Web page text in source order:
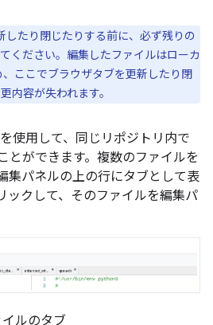
したり閉じたりする前に、必ず残りの
ください。編集したファイルはローカ
ここでブラウザタブを更新したり閉
内容が失われます。
使用して、同じリポジトリ内で
とができます。複数のファイルを
集パネルの上の行にタブとして表
ックして、そのファイルを編集パ
ルのタブ